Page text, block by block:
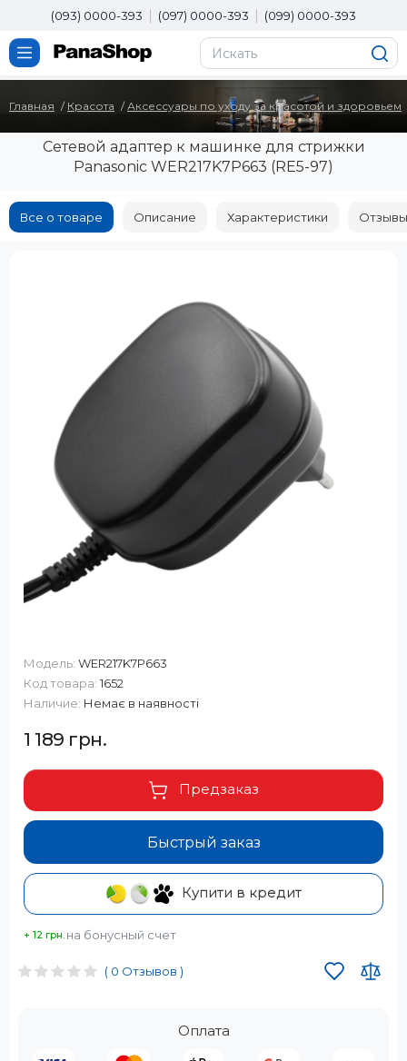
(093) 0000-393 (097) 0000-393 (099) 0000-393
Главная Красота Аксессуары по уходу за красотой и здоровьем
Сетевой адаптер к машинке для стрижки
Panasonic WER217K7P663 (RE5-97)
Все о товаре Описание Характеристики
( 0 Отзывов )
Оплата
Модель: WER217K7P663
Код товара: 1652
Наличие: Немає в наявності
1 189 грн.
Быстрый заказ
Предзаказ
Купити в кредит
+ 12 грн. на бонусный счет